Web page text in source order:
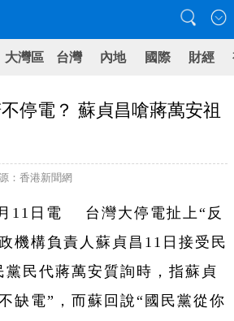
大灣區 台灣 內地 國際 財經
停電？ 蘇貞昌嗆蔣萬安祖
：香港新聞網
11日電 台灣大停電扯上“反
機構負責人蘇貞昌11日接受民
黨 民代蔣萬安質詢時，指蘇貞
缺電”，而蘇回說“國民黨從你